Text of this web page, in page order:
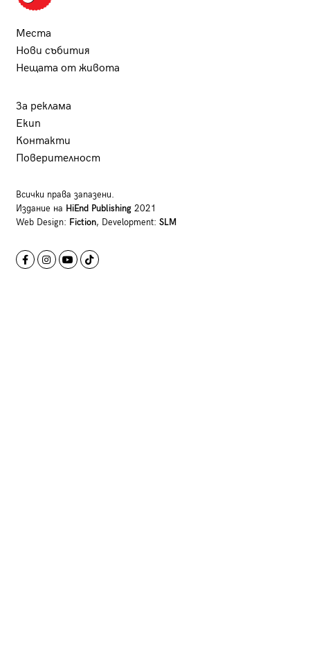
Места
Нови събития
Нещата от живота
За реклама
Екип
Контакти
Поверителност
Всички права запазени.
Издание на HiEnd Publishing2021
Web Design: Fiction, Development: SLM